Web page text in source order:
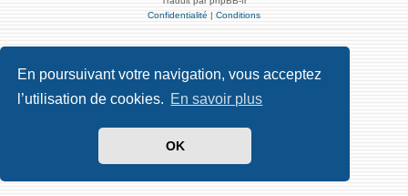
En poursuivant votre navigation, vous acceptez
l’utilisation de cookies. En savoir plus
OK
Confidentialité | Conditions